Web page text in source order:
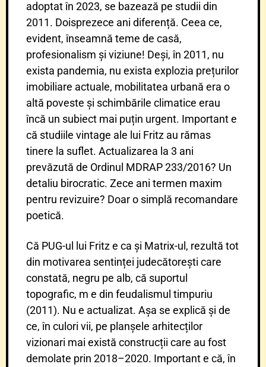
adoptat în 2023, se bazează pe studii din
2011. Doisprezece ani diferență. Ceea ce,
evident, înseamnă teme de casă,
profesionalism și viziune! Deși, în 2011, nu
exista pandemia, nu exista explozia prețurilor
imobiliare actuale, mobilitatea urbană era o
altă poveste și schimbările climatice erau
încă un subiect mai puțin urgent. Important e
că studiile vintage ale lui Fritz au rămas
tinere la suflet. Actualizarea la 3 ani
prevăzută de Ordinul MDRAP 233/2016? Un
detaliu birocratic. Zece ani termen maxim
pentru revizuire? Doar o simplă recomandare
poetică.
Că PUG-ul lui Fritz e ca și Matrix-ul, rezultă tot
din motivarea sentinței judecătorești care
constată, negru pe alb, că suportul
topografic, m e din feudalismul timpuriu
(2011). Nu e actualizat. Așa se explică și de
ce, în culori vii, pe planșele arhitecților
vizionari mai există construcții care au fost
demolate prin 2018–2020. Important e că, în